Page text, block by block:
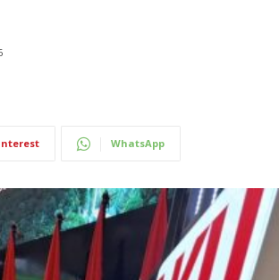
WhatsApp